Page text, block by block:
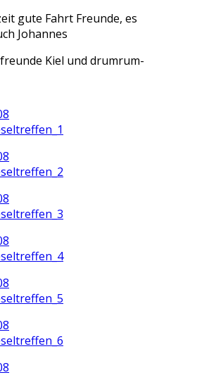
gute Fahrt Freunde, es
Johannes
Kiel und drumrum-